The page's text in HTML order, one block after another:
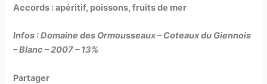
Accords : apéritif, poissons, fruits de mer
Infos : Domaine des Ormousseaux – Coteaux du Giennois
– Blanc – 2007 – 13%
Partager